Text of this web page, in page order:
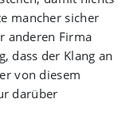
mancher sicher
anderen Firma
dass der Klang an
von diesem
darüber